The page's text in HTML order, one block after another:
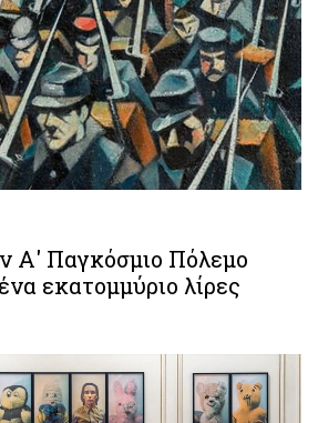
Α' Παγκόσμιο Πόλεμο
εκατομμύριο λίρες